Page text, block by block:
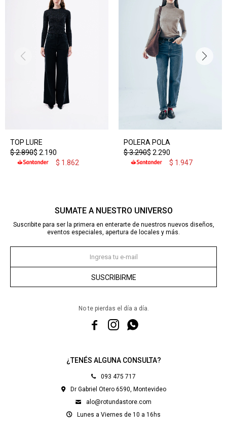
TOP LURE
$ 2.190
$2.890
$ 1.862
POLERA POLA
$ 2.290
$3.290
$ 1.947
¿TENÉS ALGUNA CONSULTA?
093 475 717
Dr Gabriel Otero 6590, Montevideo
alo@rotundastore.com
Lunes a Viernes de 10 a 16hs
SUMATE A NUESTRO UNIVERSO
Suscribite para ser la primera en enterarte de nuestros nuevos diseños,
eventos especiales, apertura de locales y más.
SUSCRIBIRME
No te pierdas el día a día.
  